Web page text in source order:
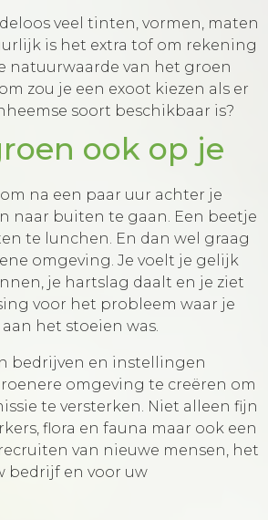
veel tinten, vormen, maten
is het extra tof om rekening
natuurwaarde van het groen
zou je een exoot kiezen als er
soort beschikbaar is?
ook op je
na een paar uur achter je
naar buiten te gaan. Een beetje
te lunchen. En dan wel graag
omgeving. Je voelt je gelijk
je hartslag daalt en je ziet
voor het probleem waar je
het stoeien was.
bedrijven en instellingen
omgeving te creëren om
te versterken. Niet alleen fijn
flora en fauna maar ook een
van nieuwe mensen, het
bedrijf en voor uw